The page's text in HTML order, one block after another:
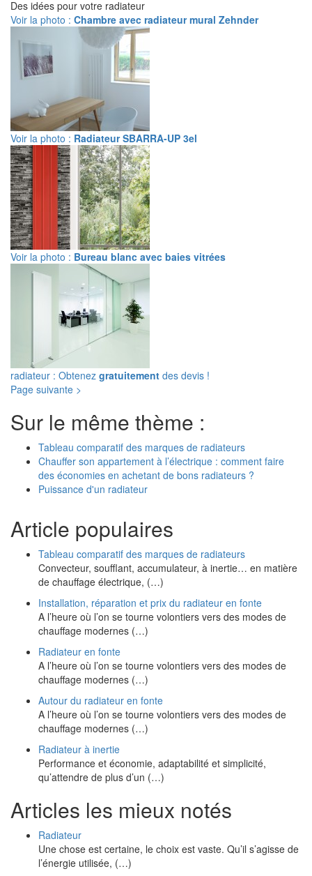
Des idées pour votre radiateur
Voir la photo : Chambre avec radiateur mural Zehnder
Voir la photo : Radiateur SBARRA-UP 3el
Voir la photo : Bureau blanc avec baies vitrées
radiateur : Obtenez gratuitement des devis !
Page suivante >
Sur le même thème :
Tableau comparatif des marques de radiateurs
Chauffer son appartement à l’électrique : comment faire
des économies en achetant de bons radiateurs ?
Puissance d'un radiateur
Article populaires
Tableau comparatif des marques de radiateurs
Convecteur, soufflant, accumulateur, à inertie… en matière
de chauffage électrique, (…)
Installation, réparation et prix du radiateur en fonte
A l’heure où l’on se tourne volontiers vers des modes de
chauffage modernes (…)
Radiateur en fonte
A l’heure où l’on se tourne volontiers vers des modes de
chauffage modernes (…)
Autour du radiateur en fonte
A l’heure où l’on se tourne volontiers vers des modes de
chauffage modernes (…)
Radiateur à inertie
Performance et économie, adaptabilité et simplicité,
qu’attendre de plus d’un (…)
Articles les mieux notés
Radiateur
Une chose est certaine, le choix est vaste. Qu’il s’agisse de
l’énergie utilisée, (…)